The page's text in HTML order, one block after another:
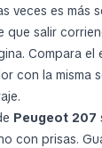
veces es más
que salir
Compara el
con la misma
Peugeot 207
con prisas.